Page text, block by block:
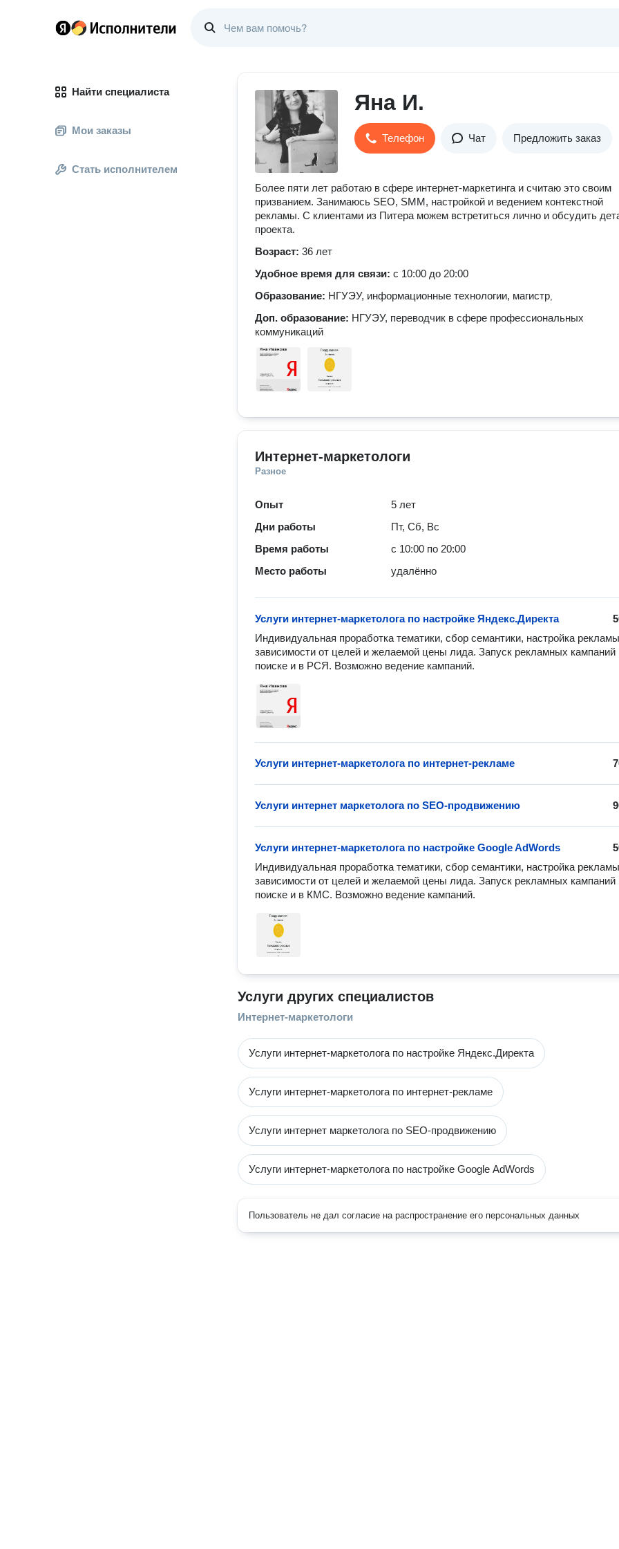
Найти специалиста
Мои заказы
Стать исполнителем
Яна И.
Телефон Чат Предложить заказ
Более пяти лет работаю в сфере интернет-маркетинга и считаю это своим
призванием. Занимаюсь SEO, SMM, настройкой и ведением контекстной
рекламы. С клиентами из Питера можем встретиться лично и обсудить
проекта.
Возраст: 36 лет
Удобное время для связи: с 10:00 до 20:00
Образование: НГУЭУ, информационные технологии, магистр,
Доп. образование: НГУЭУ, переводчик в сфере профессиональных
коммуникаций
Интернет-маркетологи
Разное
Опыт
5 лет
Дни работы
Пт, Сб, Вс
Время работы
с 10:00 по 20:00
Место работы
удалённо
Услуги интернет-маркетолога по настройке Яндекс.Директа
Индивидуальная проработка тематики, сбор семантики, настройка
зависимости от целей и желаемой цены лида. Запуск рекламных кампаний
поиске и в РСЯ. Возможно ведение кампаний.
Услуги интернет-маркетолога по интернет-рекламе
Услуги интернет маркетолога по SEO-продвижению
Услуги интернет-маркетолога по настройке Google AdWords
Индивидуальная проработка тематики, сбор семантики, настройка
зависимости от целей и желаемой цены лида. Запуск рекламных кампаний
поиске и в КМС. Возможно ведение кампаний.
Услуги других специалистов
Интернет-маркетологи
Услуги интернет-маркетолога по настройке Яндекс.Директа
Услуги интернет-маркетолога по интернет-рекламе
Услуги интернет маркетолога по SEO-продвижению
Услуги интернет-маркетолога по настройке Google AdWords
Пользователь не дал согласие на распространение его персональных данных